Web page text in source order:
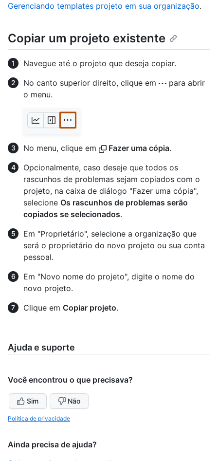
Gerenciando templates projeto em sua organização.
Copiar um projeto existente
Navegue até o projeto que deseja copiar.
No canto superior direito, clique em
para abrir
o menu.
No menu, clique em Fazer uma cópia.
Opcionalmente, caso deseje que todos os
rascunhos de problemas sejam copiados com o
projeto, na caixa de diálogo "Fazer uma cópia",
selecione Os rascunhos de problemas serão
copiados se selecionados.
Em "Proprietário", selecione a organização que
será o proprietário do novo projeto ou sua conta
pessoal.
Em "Novo nome do projeto", digite o nome do
novo projeto.
Clique em Copiar projeto.
Ajuda e suporte
Você encontrou o que precisava?
Sim Não
Política de privacidade
Ainda precisa de ajuda?